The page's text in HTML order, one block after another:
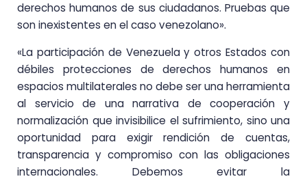
derechos humanos de sus ciudadanos. Pruebas que
son inexistentes en el caso venezolano».
«La participación de Venezuela y otros Estados con
débiles protecciones de derechos humanos en
espacios multilaterales no debe ser una herramienta
al servicio de una narrativa de cooperación y
normalización que invisibilice el sufrimiento, sino una
oportunidad para exigir rendición de cuentas,
transparencia y compromiso con las obligaciones
internacionales. Debemos evitar la